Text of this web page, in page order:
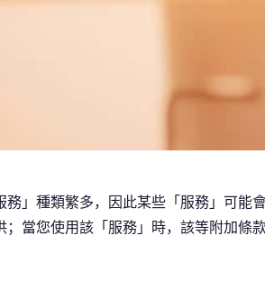
務」種類繁多，因此某些「服務」可能
；當您使用該「服務」時，該等附加條